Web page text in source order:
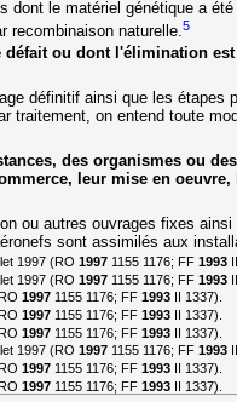
dont le matériel génétique a
recombinaison naturelle.5
défait ou dont l'élimination
définitif ainsi que les étapes
traitement, on entend toute
des organismes ou
leur mise en oeuvre,
ou autres ouvrages fixes ainsi
sont assimilés aux
1997 (RO 1997 1155 1176; FF 1993
1997 (RO 1997 1155 1176; FF 1993
1997 1155 1176; FF 1993 II 1337).
1997 1155 1176; FF 1993 II 1337).
1997 1155 1176; FF 1993 II 1337).
1997 (RO 1997 1155 1176; FF 1993
1997 1155 1176; FF 1993 II 1337).
1997 1155 1176; FF 1993 II 1337).